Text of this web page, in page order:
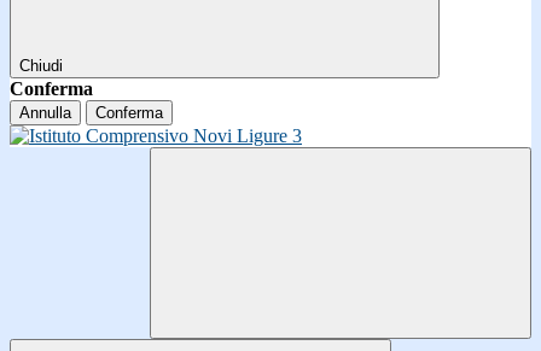
Chiudi
Conferma
Annulla Conferma